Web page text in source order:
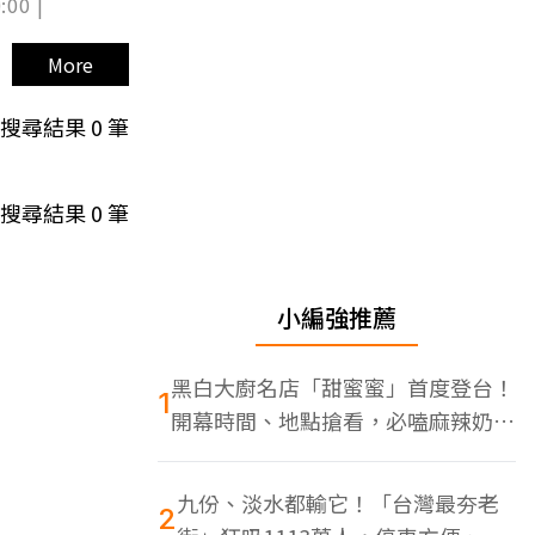
More
搜尋結果0筆
搜尋結果0筆
小編強推薦
1黑白大廚名店「甜蜜蜜」首度登台！
開幕時間、地點搶看，必嗑麻辣奶油
蝦
2九份、淡水都輸它！「台灣最夯老